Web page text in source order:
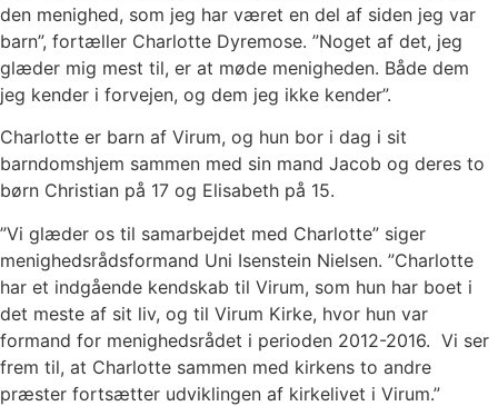
den menighed, som jeg har været en del af siden jeg var
barn”, fortæller Charlotte Dyremose. ”Noget af det, jeg
glæder mig mest til, er at møde menigheden. Både dem
jeg kender i forvejen, og dem jeg ikke kender”.
Charlotte er barn af Virum, og hun bor i dag i sit
barndomshjem sammen med sin mand Jacob og deres to
børn Christian på 17 og Elisabeth på 15.
”Vi glæder os til samarbejdet med Charlotte” siger
menighedsrådsformand Uni Isenstein Nielsen. ”Charlotte
har et indgående kendskab til Virum, som hun har boet i
det meste af sit liv, og til Virum Kirke, hvor hun var
formand for menighedsrådet i perioden 2012-2016. Vi ser
frem til, at Charlotte sammen med kirkens to andre
præster fortsætter udviklingen af kirkelivet i Virum.”